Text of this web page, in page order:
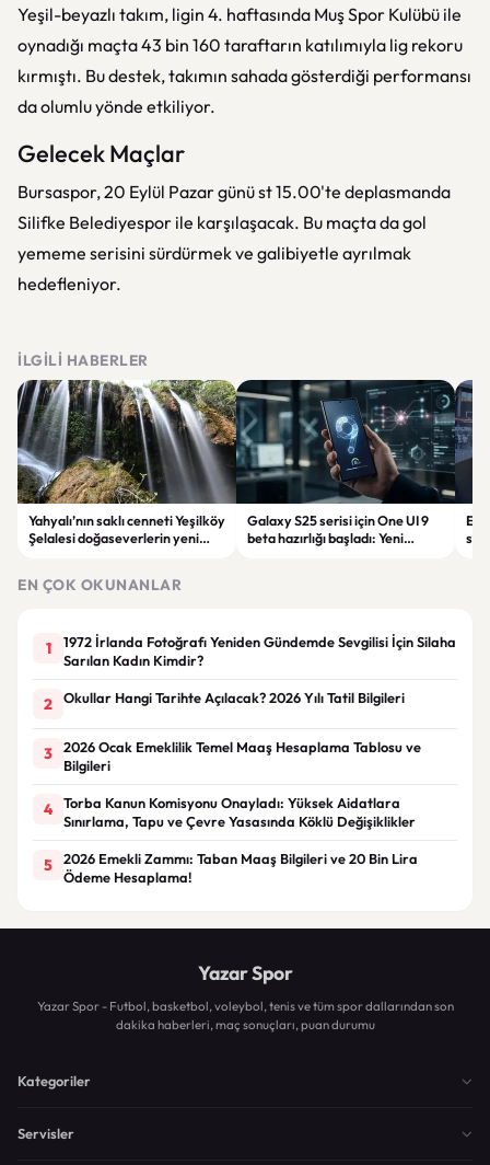
Yeşil-beyazlı takım, ligin 4. haftasında Muş Spor Kulübü ile
oynadığı maçta 43 bin 160 taraftarın katılımıyla lig rekoru
kırmıştı. Bu destek, takımın sahada gösterdiği performansı
da olumlu yönde etkiliyor.
Gelecek Maçlar
Bursaspor, 20 Eylül Pazar günü st 15.00'te deplasmanda
Silifke Belediyespor ile karşılaşacak. Bu maçta da gol
yememe serisini sürdürmek ve galibiyetle ayrılmak
hedefleniyor.
İLGILI HABERLER
Yahyalı’nın saklı cenneti Yeşilköy
Şelalesi doğaseverlerin yeni
Galaxy S25 serisi için One UI 9
beta hazırlığı başladı: Yeni
EN ÇOK OKUNANLAR
1
1972 İrlanda Fotoğrafı Yeniden Gündemde Sevgilisi İçin Silaha
Sarılan Kadın Kimdir?
2 Okullar Hangi Tarihte Açılacak? 2026 Yılı Tatil Bilgileri
3
2026 Ocak Emeklilik Temel Maaş Hesaplama Tablosu ve
Bilgileri
4
Torba Kanun Komisyonu Onayladı: Yüksek Aidatlara
Sınırlama, Tapu ve Çevre Yasasında Köklü Değişiklikler
5
2026 Emekli Zammı: Taban Maaş Bilgileri ve 20 Bin Lira
Ödeme Hesaplama!
Yazar Spor
Yazar Spor - Futbol, basketbol, voleybol, tenis ve tüm spor dallarından son
dakika haberleri, maç sonuçları, puan durumu
Kategoriler
Servisler